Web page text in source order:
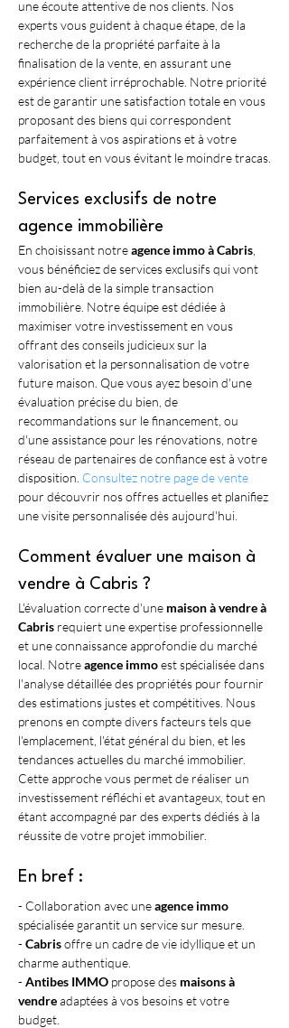
une écoute attentive de nos clients. Nos
experts vous guident à chaque étape, de la
recherche de la propriété parfaite à la
finalisation de la vente, en assurant une
expérience client irréprochable. Notre priorité
est de garantir une satisfaction totale en vous
proposant des biens qui correspondent
parfaitement à vos aspirations et à votre
budget, tout en vous évitant le moindre tracas.
Services exclusifs de notre
agence immobilière
En choisissant notre agence immo à Cabris
vous bénéficiez de services exclusifs qui vont
bien au-delà de la simple transaction
immobilière. Notre équipe est dédiée à
maximiser votre investissement en vous
offrant des conseils judicieux sur la
valorisation et la personnalisation de votre
future maison. Que vous ayez besoin d'une
évaluation précise du bien, de
recommandations sur le financement, ou
d'une assistance pour les rénovations, notre
réseau de partenaires de confiance est à votre
disposition. Consultez notre page de vente
pour découvrir nos offres actuelles et planifiez
une visite personnalisée dès aujourd'hui.
Comment évaluer une maison à
vendre à Cabris ?
L'évaluation correcte d'une maison à vendre à
Cabris requiert une expertise professionnelle
et une connaissance approfondie du marché
local. Notre agence immo est spécialisée dans
l'analyse détaillée des propriétés pour fournir
des estimations justes et compétitives. Nous
prenons en compte divers facteurs tels que
l'emplacement, l'état général du bien, et les
tendances actuelles du marché immobilier.
Cette approche vous permet de réaliser un
investissement réfléchi et avantageux, tout en
étant accompagné par des experts dédiés à la
réussite de votre projet immobilier.
En bref :
- Collaboration avec une agence immo
spécialisée garantit un service sur mesure.
- Cabris offre un cadre de vie idyllique et un
charme authentique.
- Antibes IMMO propose des maisons à
vendre adaptées à vos besoins et votre
budget.